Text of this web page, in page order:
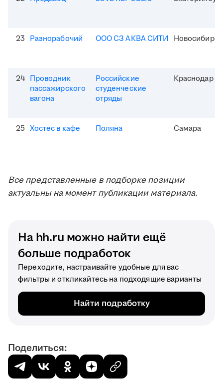
23 Разнорабочий ООО СЗ АКВА СИТИ Новосибирск
24 Проводник
пассажирского
вагона
Российские
студенческие
отряды
Краснодар
25 Хостес в кафе Поляна Самара
Все представленные в подборке позиции
актуальны на момент публикации материала.
На hh.ru можно найти ещё
больше подработок
Переходите, настраивайте удобные для вас
фильтры и откликайтесь на подходящие варианты
Найти подработку
Поделиться: